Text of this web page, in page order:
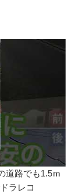
道路でも1.5ｍ
ラレコ